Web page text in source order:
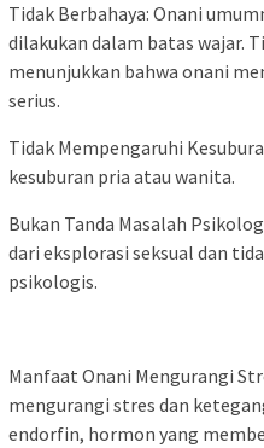
Tidak Berbahaya: Onani
dilakukan dalam batas wajar.
menunjukkan bahwa onani
serius.
Tidak Mempengaruhi
kesuburan pria atau wanita.
Bukan Tanda Masalah
dari eksplorasi seksual dan
psikologis.
Manfaat Onani Mengurangi
mengurangi stres dan
endorfin, hormon yang